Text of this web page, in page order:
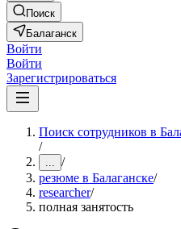
Поиск
Балаганск
Войти
Войти
Зарегистрироваться
Поиск сотрудников в
/
... /
резюме в Балаганске/
researcher/
полная занятость